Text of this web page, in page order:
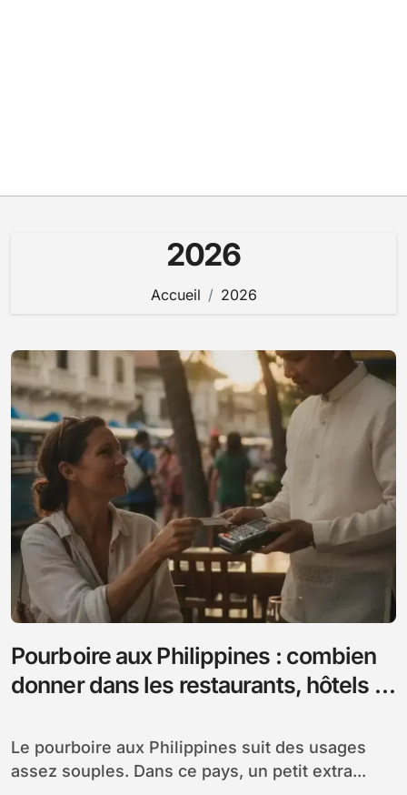
2026
Accueil 2026
Pourboire aux Philippines : combien
donner dans les restaurants, hôtels et
Le pourboire aux Philippines suit des usages
assez souples. Dans ce pays, un petit extra...